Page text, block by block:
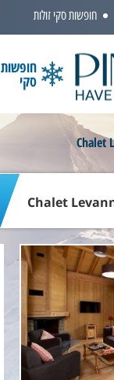
חופשות סקי זולות
חופשות
סקי
Chalet
Chalet